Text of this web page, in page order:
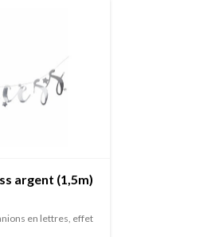
argent (1,5m)
en lettres, effet